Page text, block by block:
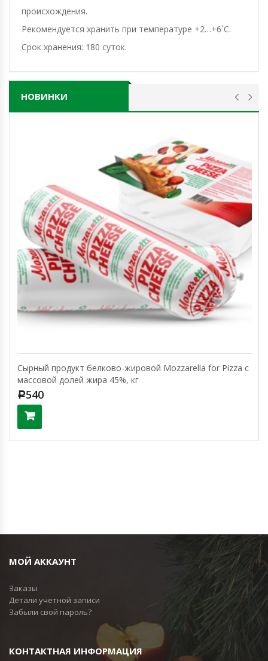
происхождения.
Рекомендуется хранить при температуре +2…+6`C.
Срок хранения: 180 суток.
НОВИНКИ
Сырный продукт белково-жировой Mozzarella for Pizza с
массовой долей жира 45%, кг
Р540
МОЙ АККАУНТ
Заказы
Детали учетной записи
Забыли свой пароль?
КОНТАКТНАЯ ИНФОРМАЦИЯ